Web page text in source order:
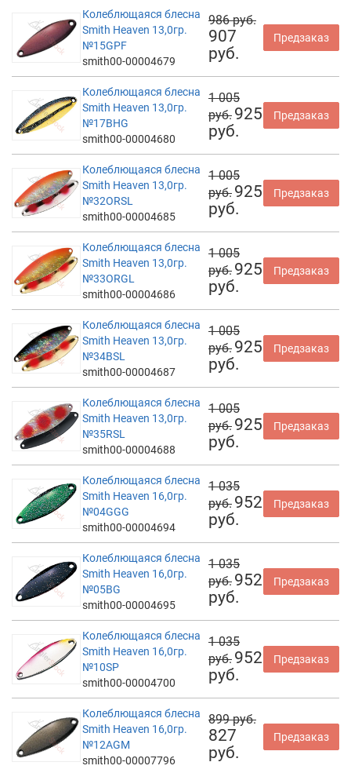
Колеблющаяся блесна
Smith Heaven 13,0гр.
№15GPF
smith00-00004679
986 руб.
907
руб.
Предзаказ
Колеблющаяся блесна
Smith Heaven 13,0гр.
№17BHG
smith00-00004680
1 005
руб. 925
руб.
Предзаказ
Колеблющаяся блесна
Smith Heaven 13,0гр.
№32ORSL
smith00-00004685
1 005
руб. 925
руб.
Предзаказ
Колеблющаяся блесна
Smith Heaven 13,0гр.
№33ORGL
smith00-00004686
1 005
руб. 925
руб.
Предзаказ
Колеблющаяся блесна
Smith Heaven 13,0гр.
№34BSL
smith00-00004687
1 005
руб. 925
руб.
Предзаказ
Колеблющаяся блесна
Smith Heaven 13,0гр.
№35RSL
smith00-00004688
1 005
руб. 925
руб.
Предзаказ
Колеблющаяся блесна
Smith Heaven 16,0гр.
№04GGG
smith00-00004694
1 035
руб. 952
руб.
Предзаказ
Колеблющаяся блесна
Smith Heaven 16,0гр.
№05BG
smith00-00004695
1 035
руб. 952
руб.
Предзаказ
Колеблющаяся блесна
Smith Heaven 16,0гр.
№10SP
smith00-00004700
1 035
руб. 952
руб.
Предзаказ
Колеблющаяся блесна
Smith Heaven 16,0гр.
№12AGM
smith00-00007796
899 руб.
827
руб.
Предзаказ